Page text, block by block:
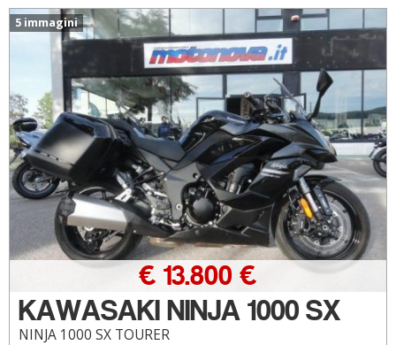
5 immagini
KAWASAKI NINJA 1000 SX
NINJA 1000 SX TOURER
€ 13.800 €